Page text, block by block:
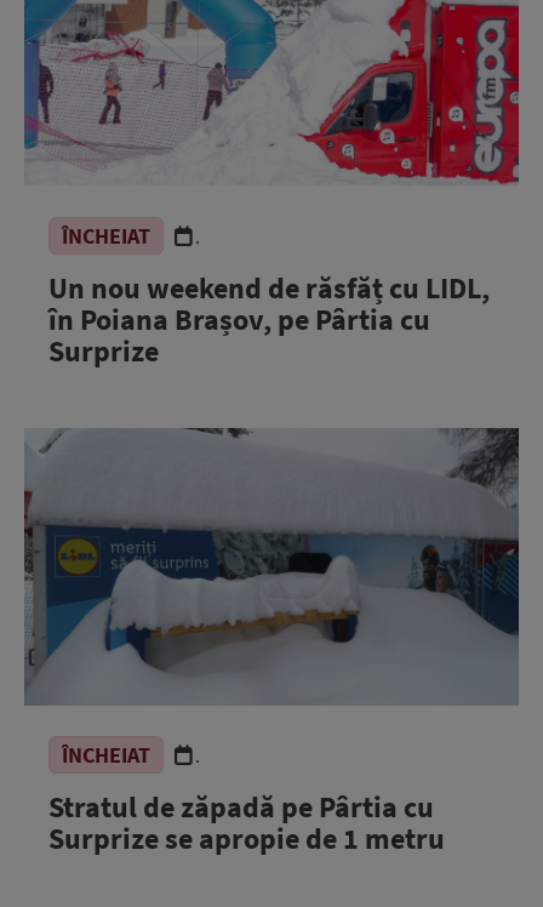
ÎNCHEIAT .
Un nou weekend de răsfăț cu LIDL,
în Poiana Brașov, pe Pârtia cu
Surprize
ÎNCHEIAT .
Stratul de zăpadă pe Pârtia cu
Surprize se apropie de 1 metru